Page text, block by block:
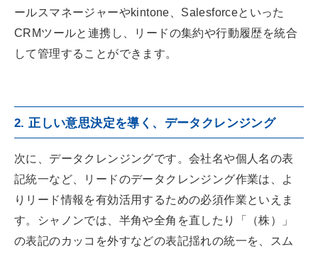
ールスマネージャーやkintone、Salesforceといった
CRMツールと連携し、リードの集約や行動履歴を統合
して管理することができます。
2. 正しい意思決定を導く、データクレンジング
次に、データクレンジングです。会社名や個人名の表
記統一など、リードのデータクレンジング作業は、よ
りリード情報を有効活用するための必須作業といえま
す。シャノンでは、半角や全角を直したり「（株）」
の表記のカッコを外すなどの表記揺れの統一を、スム